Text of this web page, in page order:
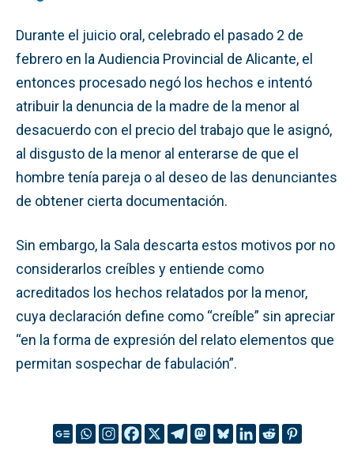
Durante el juicio oral, celebrado el pasado 2 de
febrero en la Audiencia Provincial de Alicante, el
entonces procesado negó los hechos e intentó
atribuir la denuncia de la madre de la menor al
desacuerdo con el precio del trabajo que le asignó,
al disgusto de la menor al enterarse de que el
hombre tenía pareja o al deseo de las denunciantes
de obtener cierta documentación.
Sin embargo, la Sala descarta estos motivos por no
considerarlos creíbles y entiende como
acreditados los hechos relatados por la menor,
cuya declaración define como “creíble” sin apreciar
“en la forma de expresión del relato elementos que
permitan sospechar de fabulación”.